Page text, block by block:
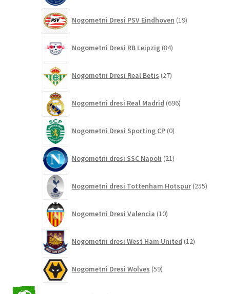
Nogometni Dresi PSV Eindhoven 19izdelkov
Nogometni Dresi RB Leipzig 84izdelkov
Nogometni Dresi Real Betis 27izdelkov
Nogometni dresi Real Madrid 696izdelkov
Nogometni Dresi Sporting CP 0izdelkov
Nogometni dresi SSC Napoli 21izdelkov
Nogometni dresi Tottenham Hotspur 255
Nogometni Dresi Valencia 10izdelkov
Nogometni dresi West Ham United 12izdelkov
Nogometni Dresi Wolves 59izdelkov